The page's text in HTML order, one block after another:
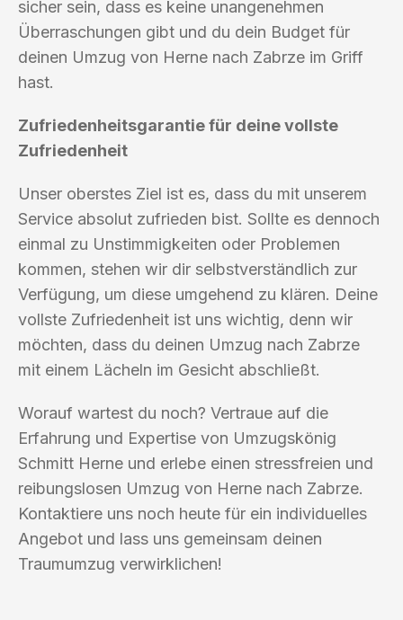
sicher sein, dass es keine unangenehmen
Überraschungen gibt und du dein Budget für
deinen Umzug von Herne nach Zabrze im Griff
hast.
Zufriedenheitsgarantie für deine vollste
Zufriedenheit
Unser oberstes Ziel ist es, dass du mit unserem
Service absolut zufrieden bist. Sollte es dennoch
einmal zu Unstimmigkeiten oder Problemen
kommen, stehen wir dir selbstverständlich zur
Verfügung, um diese umgehend zu klären. Deine
vollste Zufriedenheit ist uns wichtig, denn wir
möchten, dass du deinen Umzug nach Zabrze
mit einem Lächeln im Gesicht abschließt.
Worauf wartest du noch? Vertraue auf die
Erfahrung und Expertise von Umzugskönig
Schmitt Herne und erlebe einen stressfreien und
reibungslosen Umzug von Herne nach Zabrze.
Kontaktiere uns noch heute für ein individuelles
Angebot und lass uns gemeinsam deinen
Traumumzug verwirklichen!